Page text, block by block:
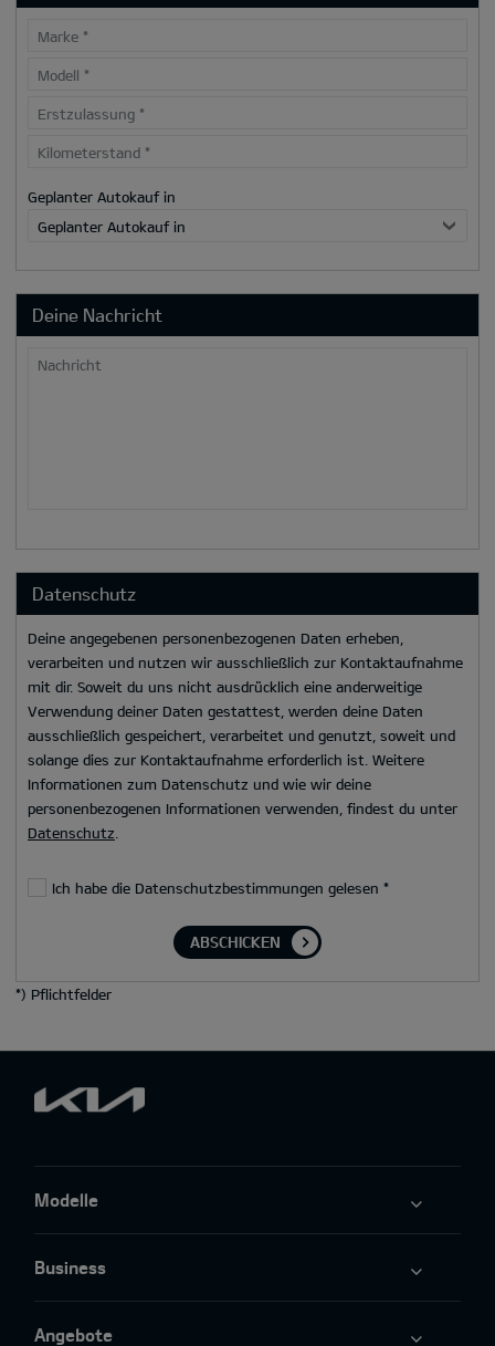
Marke *
Modell *
Erstzulassung *
Kilometerstand *
Geplanter Autokauf in
Geplanter Autokauf in
Deine Nachricht
Nachricht
Datenschutz
Deine angegebenen personenbezogenen Daten erheben,
verarbeiten und nutzen wir ausschließlich zur Kontaktaufnahme
mit dir. Soweit du uns nicht ausdrücklich eine anderweitige
Verwendung deiner Daten gestattest, werden deine Daten
ausschließlich gespeichert, verarbeitet und genutzt, soweit und
solange dies zur Kontaktaufnahme erforderlich ist. Weitere
Informationen zum Datenschutz und wie wir deine
personenbezogenen Informationen verwenden, findest du unter
Datenschutz
Ich habe die Datenschutzbestimmungen gelesen *
ABSCHICKEN
*) Pflichtfelder
Modelle
Business
Angebote